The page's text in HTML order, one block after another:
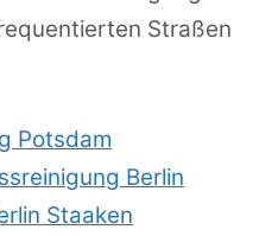
Straßen
Potsdam
Berlin
Staaken